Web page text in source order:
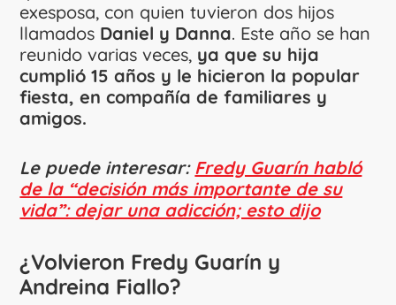
exesposa, con quien tuvieron dos hijos
llamados Daniel y Danna. Este año se han
reunido varias veces, ya que su hija
cumplió 15 años y le hicieron la popular
fiesta, en compañía de familiares y
amigos.
Le puede interesar: Fredy Guarín habló
de la “decisión más importante de su
vida”: dejar una adicción; esto dijo
¿Volvieron Fredy Guarín y
Andreina Fiallo?